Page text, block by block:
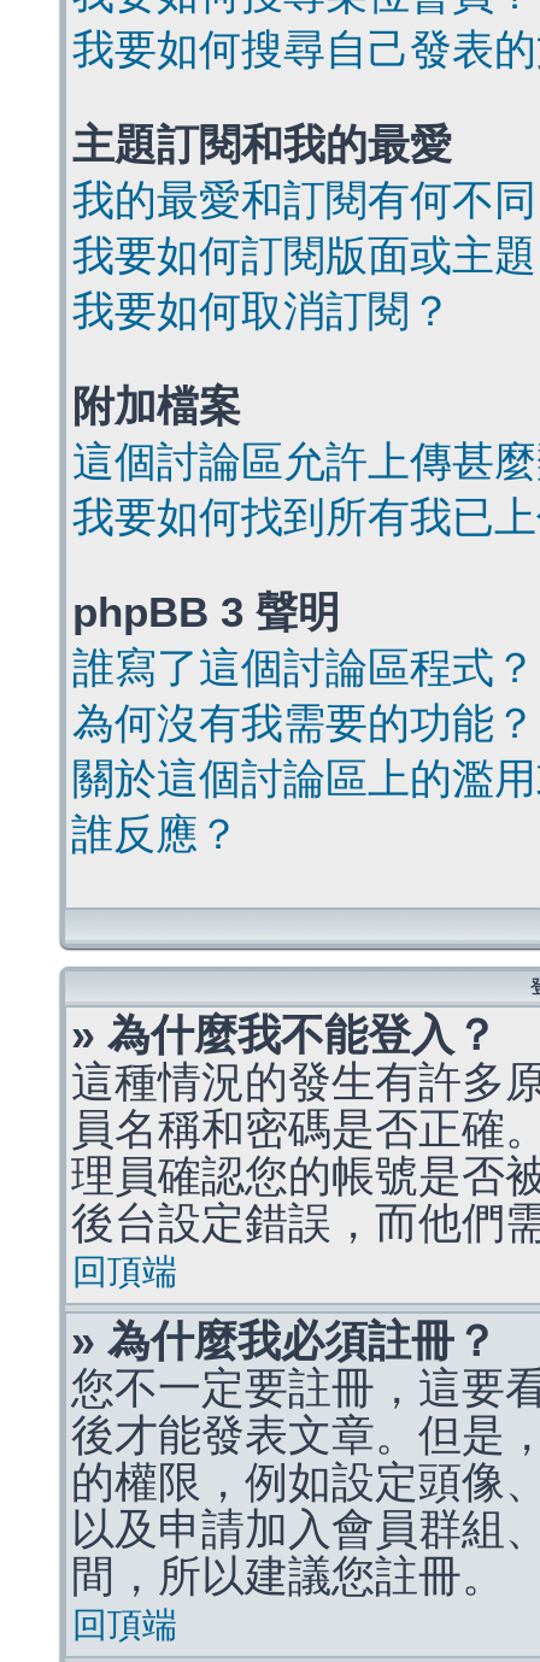
我要如何搜尋自己發表
主題訂閱和我的最愛
我的最愛和訂閱有何不
我要如何訂閱版面或主
我要如何取消訂閱？
附加檔案
這個討論區允許上傳甚
我要如何找到所有我已
phpBB 3 聲明
誰寫了這個討論區程式？
為何沒有我需要的功能？
關於這個討論區上的濫
誰反應？
» 為什麼我不能登入？
這種情況的發生有許多
員名稱和密碼是否正確
理員確認您的帳號是否
後台設定錯誤，而他們
回頂端
» 為什麼我必須註冊？
您不一定要註冊，這要
後才能發表文章。但是
的權限，例如設定頭像
以及申請加入會員群組
間，所以建議您註冊。
回頂端